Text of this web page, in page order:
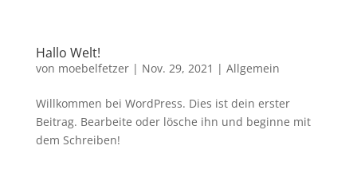
Hallo Welt!
von moebelfetzer| Nov. 29, 2021 | Allgemein
Willkommen bei WordPress. Dies ist dein erster
Beitrag. Bearbeite oder lösche ihn und beginne mit
dem Schreiben!